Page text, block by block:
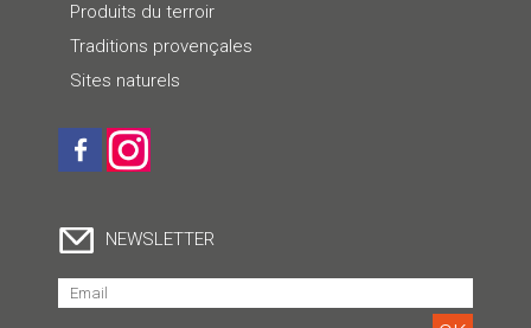
Produits du terroir
Traditions provençales
Sites naturels
NEWSLETTER